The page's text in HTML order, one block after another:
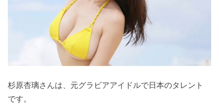
杉原杏璃さんは、元グラビアアイドルで日本のタレント
です。